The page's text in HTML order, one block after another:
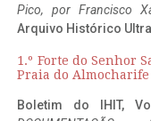
Pico, por Francisco
Arquivo Histórico
1.º Forte do Senhor
Praia do Almocharife
Boletim do IHIT,